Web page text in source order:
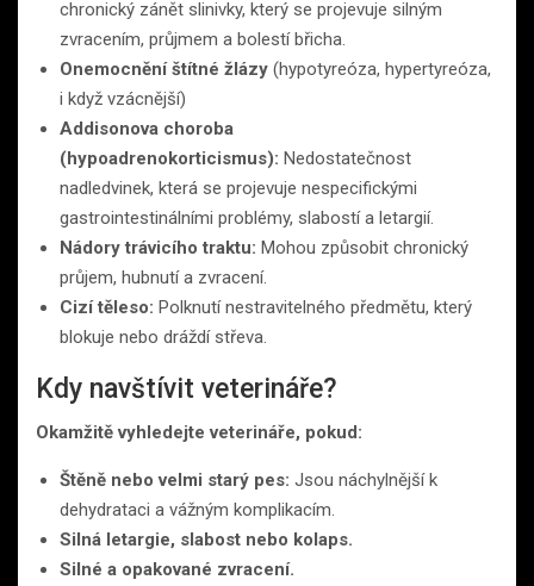
chronický zánět slinivky, který se projevuje silným
zvracením, průjmem a bolestí břicha.
Onemocnění štítné žlázy (hypotyreóza, hypertyreóza,
i když vzácnější)
Addisonova choroba
(hypoadrenokorticismus): Nedostatečnost
nadledvinek, která se projevuje nespecifickými
gastrointestinálními problémy, slabostí a letargií.
Nádory trávicího traktu: Mohou způsobit chronický
průjem, hubnutí a zvracení.
Cizí těleso: Polknutí nestravitelného předmětu, který
blokuje nebo dráždí střeva.
Kdy navštívit veterináře?
Okamžitě vyhledejte veterináře, pokud:
Štěně nebo velmi starý pes: Jsou náchylnější k
dehydrataci a vážným komplikacím.
Silná letargie, slabost nebo kolaps.
Silné a opakované zvracení.